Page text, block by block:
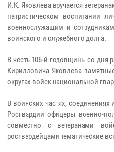
И.К. Яковлева вручается
патриотическом воспитании
военнослужащим и
воинского и служебного долга.
В честь 106-й годовщины со дня
Кирилловича Яковлева
округах войск национальной
В воинских частях, соединениях
Росгвардии офицеры военно-
совместно с ветеранами
росгвардейцами тематические